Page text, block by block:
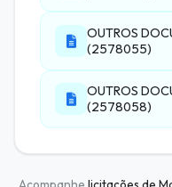
OUTROS
(2578055)
OUTROS
(2578058)